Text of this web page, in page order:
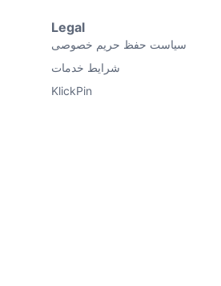
Legal
سیاست حفظ حریم خصوصی
شرایط خدمات
KlickPin